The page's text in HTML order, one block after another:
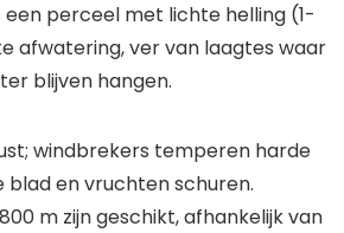
een perceel met lichte helling (1-
afwatering, ver van laagtes waar
blijven hangen.
windbrekers temperen harde
blad en vruchten schuren.
m zijn geschikt, afhankelijk van